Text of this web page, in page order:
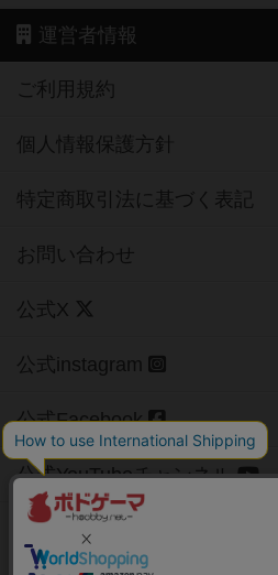
運営者情報
ご利用規約
個人情報保護方針
特定商取引法に基づく表記
お問い合わせ
公式X
公式instagram
公式Facebook
公式YouTubeチャンネル